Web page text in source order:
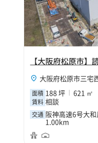
【大阪府松原市】
大阪府松原市三宅
面積 188 坪 621 ㎡
賃料 相談
交通 阪神高速6号大
1.00km